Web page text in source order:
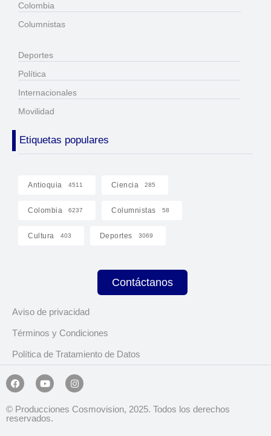
Colombia
Columnistas
Deportes
Política
Internacionales
Movilidad
Etiquetas populares
Antioquia 4511 Ciencia 285
Colombia 6237 Columnistas 58
Cultura 403 Deportes 3069
Contáctanos
Aviso de privacidad
Términos y Condiciones
Política de Tratamiento de Datos
© Producciones Cosmovision, 2025. Todos los derechos
reservados.